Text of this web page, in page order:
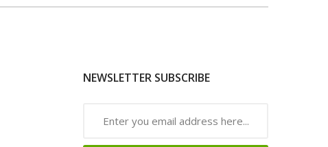
NEWSLETTER SUBSCRIBE